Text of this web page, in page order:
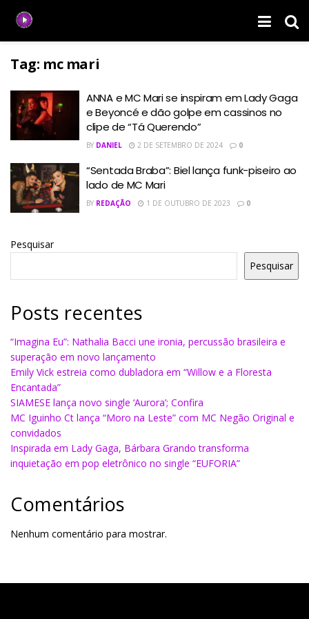
Tag: mc mari
ANNA e MC Mari se inspiram em Lady Gaga
e Beyoncé e dão golpe em cassinos no
clipe de “Tá Querendo”
BY DANIEL 2 DE SETEMBRO DE 2024 0
“Sentada Braba”: Biel lança funk-piseiro ao
lado de MC Mari
BY REDAÇÃO 1 DE OUTUBRO DE 2023 0
Pesquisar
Pesquisar
Posts recentes
“Imagina Eu”: Nathalia Bacci une ironia, percussão brasileira e
superação em novo lançamento
Emily Vick estreia como dubladora em “Willow e a Floresta
Encantada”
SIAMESE lança novo single ‘Aurora’; Confira
MC Iguinho Ct lança “Moro na Leste” com MC Negão Original e
convidados
Inspirada em Lady Gaga, Bárbara Grando transforma
inquietação em pop eletrônico no single “EUFORIA”
Comentários
Nenhum comentário para mostrar.